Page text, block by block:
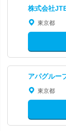
株式会社
東京都
アパグルー
東京都